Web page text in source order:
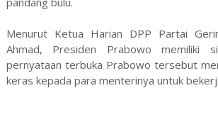
Menurut Ketua Harian DPP Partai
Ahmad, Presiden Prabowo memiliki
pernyataan terbuka Prabowo tersebut
keras kepada para menterinya untuk